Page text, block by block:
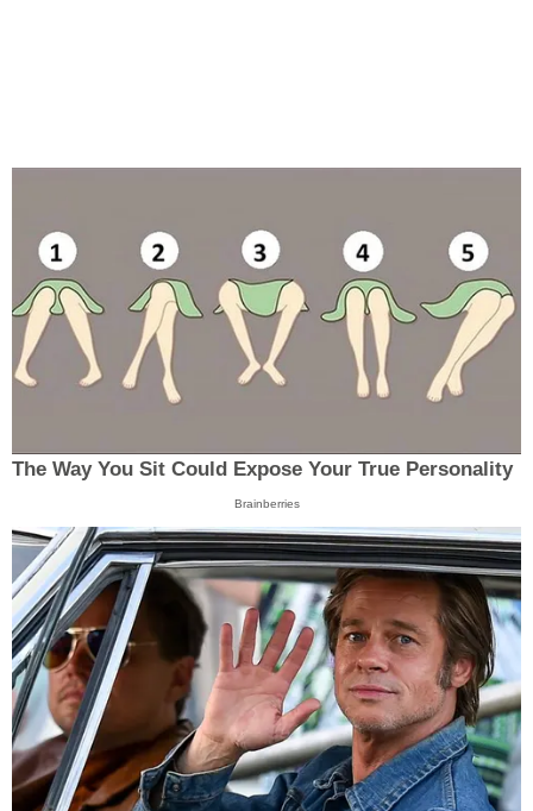
The Way You Sit Could Expose Your True Personality
Brainberries